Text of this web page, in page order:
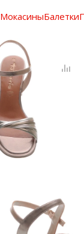
МокасиныБалетки